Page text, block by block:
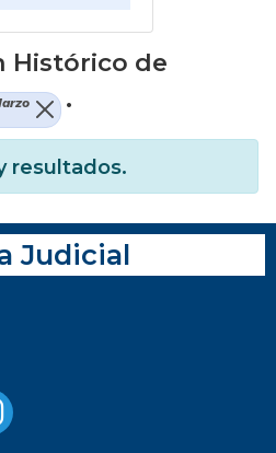
Histórico de
.
resultados.
Judicial